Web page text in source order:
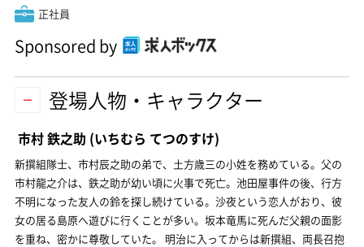
正社員
Sponsored by
登場人物・キャラクター
市村 鉄之助 (いちむら てつのすけ)
新撰組隊士、市村辰之助の弟で、土方歳三の小姓を務めている。父の
市村龍之介は、鉄之助が幼い頃に火事で死亡。池田屋事件の後、行方
不明になった友人の鈴を探し続けている。沙夜という恋人がおり、彼
女の居る島原へ遊びに行くことが多い。坂本竜馬に死んだ父親の面影
を重ね、密かに尊敬していた。 明治に入ってからは新撰組、両長召抱